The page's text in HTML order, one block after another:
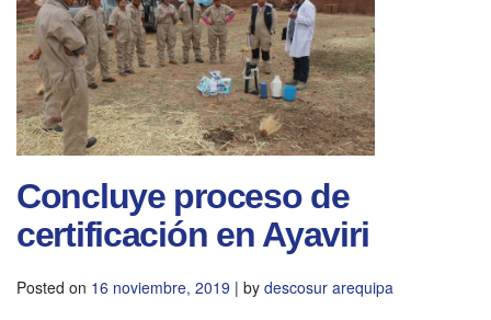
Concluye proceso de
certificación en Ayaviri
Posted on 16 noviembre, 2019 | by descosur arequipa